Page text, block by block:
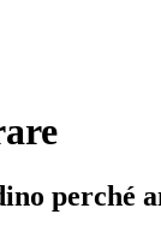
perché